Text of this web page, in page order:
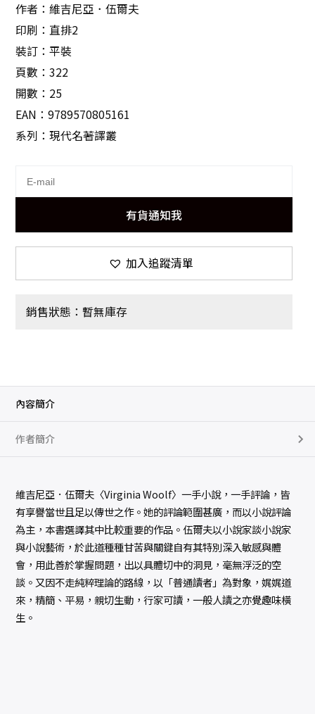
作者：維吉尼亞．伍爾夫
印刷：直排2
裝訂：平裝
頁數：322
開數：25
EAN：9789570805161
系列：現代名著譯叢
有貨通知我
加入追蹤清單
銷售狀態：暫無庫存
內容簡介
作者簡介
維吉尼亞．伍爾夫〈Virginia Woolf〉一手小說，一手評論，皆
有享譽當世且足以傳世之作。她的評論範圍甚廣，而以小說評論
為主，本書選譯其中比較重要的作品。伍爾夫以小說家談小說家
與小說藝術，於此道種種甘苦與關鍵自有其特別深入敏感與體
會，用此善於掌握問題，出以具體切中的洞見，毫無浮泛的空
談。又因不走純粹理論的路線，以「普通讀者」為對象，娓娓道
來，精簡、平易，親切生動，行家可讀，一般人讀之亦覺趣味橫
生。